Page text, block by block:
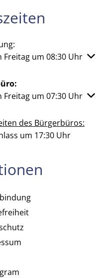
oder Schließzeiten
um 08:30 Uhr
oder Schließzeiten
um 07:30 Uhr
des Bürgerbüros:
um 17:30 Uhr